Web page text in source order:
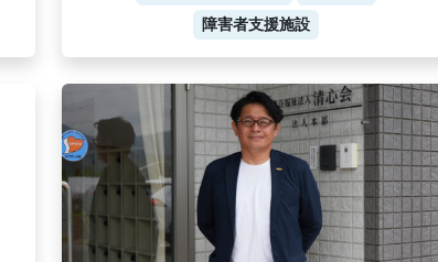
障害者支援施設